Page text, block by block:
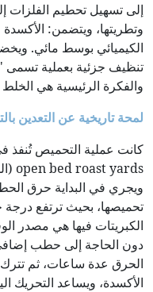
إلى تسهيل تحطيم الفلزات
وتطريتها، ويتضمن: الأكسدة
الكيميائي بوسط مائي.
والفكرة الرئيسية هي
لمحة تاريخية عن التعدين
كانت عملية التحميص تُنفذ
ويجري في البداية حرق
تحميصها، بحيث ترتفع درجة
الكبريتات فيها هي مصدر
دون الحاجة إلى حطب
الحرق عدة ساعات، ثم تترك
الأكسدة، ويساعد التحريك